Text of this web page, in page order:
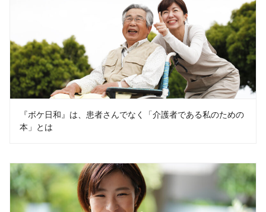
『ボケ日和』は、患者さんでなく「介護者である私のための
本」とは